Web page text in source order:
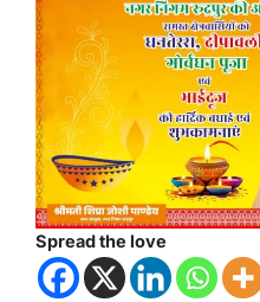
Spread the love